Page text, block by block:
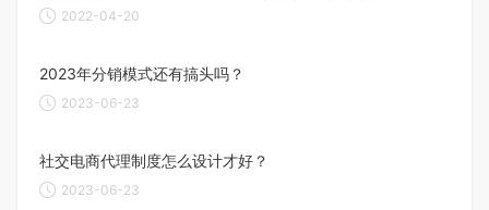
2022-04-20
2023年分销模式还有搞头吗？
2023-06-23
社交电商代理制度怎么设计才好？
2023-06-23